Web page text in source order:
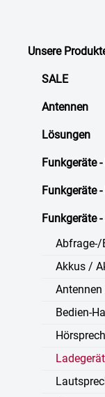
Unsere
SALE
Antennen
Lösungen
Funkgeräte
Funkgeräte
Funkgeräte
Abfrage-/
Akkus /
Bedien-